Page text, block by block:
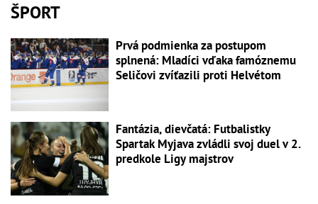
ŠPORT
Prvá podmienka za postupom
splnená: Mladíci vďaka famóznemu
Seličovi zvíťazili proti Helvétom
Fantázia, dievčatá: Futbalistky
Spartak Myjava zvládli svoj duel v 2.
predkole Ligy majstrov